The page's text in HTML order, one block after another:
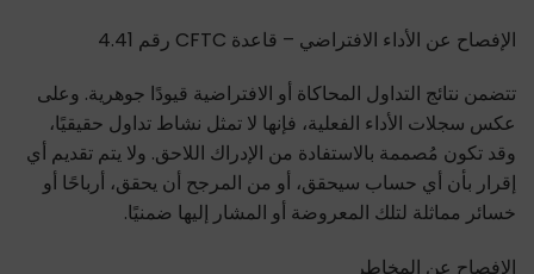
الإفصاح عن الأداء الافتراضي – قاعدة CFTC رقم 4.41
تتضمن نتائج التداول المحاكاة أو الافتراضية قيودًا جوهرية. وعلى
عكس سجلات الأداء الفعلية، فإنها لا تمثل نشاط تداول حقيقيًا،
وقد تكون مُصممة بالاستفادة من الإدراك اللاحق. ولا يتم تقديم أي
إقرار بأن أي حساب سيحقق، أو من المرجح أن يحقق، أرباحًا أو
خسائر مماثلة لتلك المعروضة أو المشار إليها ضمنيًا.
الإفصاح عن المخاطر